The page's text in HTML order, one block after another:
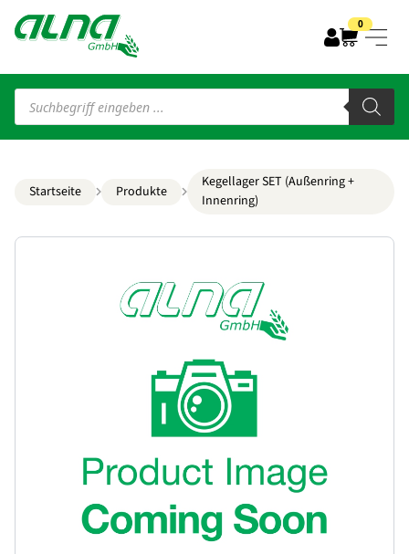
0
Products
search
Startseite Produkte
Kegellager SET (Außenring +
Innenring)